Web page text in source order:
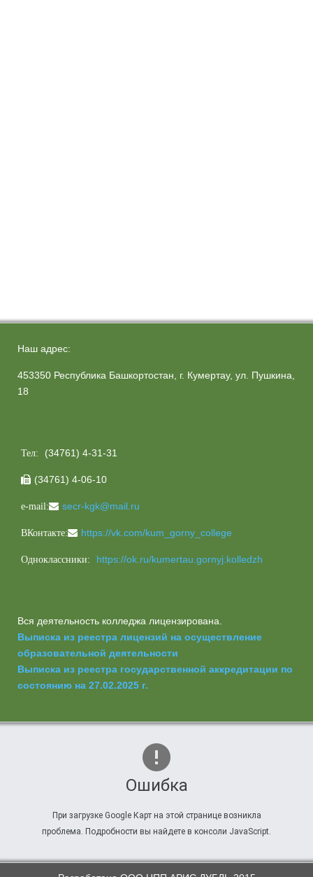
Наш адрес:
453350 Республика Башкортостан, г. Кумертау, ул. Пушкина,
18
Тел: (34761) 4-31-31
 (34761) 4-06-10
e-mail: secr-kgk@mail.ru
ВКонтакте: https://vk.com/kum_gorny_college
Одноклассники: https://ok.ru/kumertau.gornyj.kolledzh
Вся деятельность колледжа лицензирована.
Выписка из реестра лицензий на осуществление
образовательной деятельности
Выписка из реестра государственной аккредитации по
состоянию на 27.02.2025 г.
Ошибка
При загрузке Google Карт на этой странице возникла
проблема. Подробности вы найдете в консоли JavaScript.